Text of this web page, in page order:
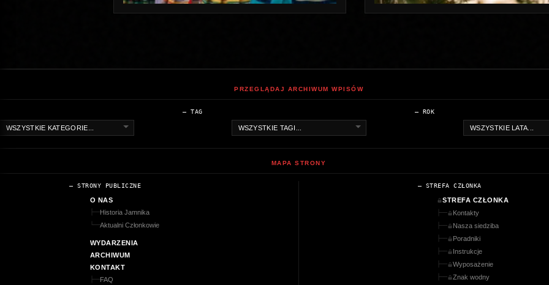
PRZEGLĄDAJ ARCHIWUM WPISÓW
— TAG — ROK
MAPA STRONY
— STRONY PUBLICZNE
O NAS
├──Historia Jamnika
└──Aktualni Członkowie
WYDARZENIA
ARCHIWUM
KONTAKT
├──FAQ
— STREFA CZŁONKA
STREFA CZŁONKA
├── Kontakty
├── Nasza siedziba
├── Poradniki
├── Instrukcje
├── Wyposażenie
├── Znak wodny